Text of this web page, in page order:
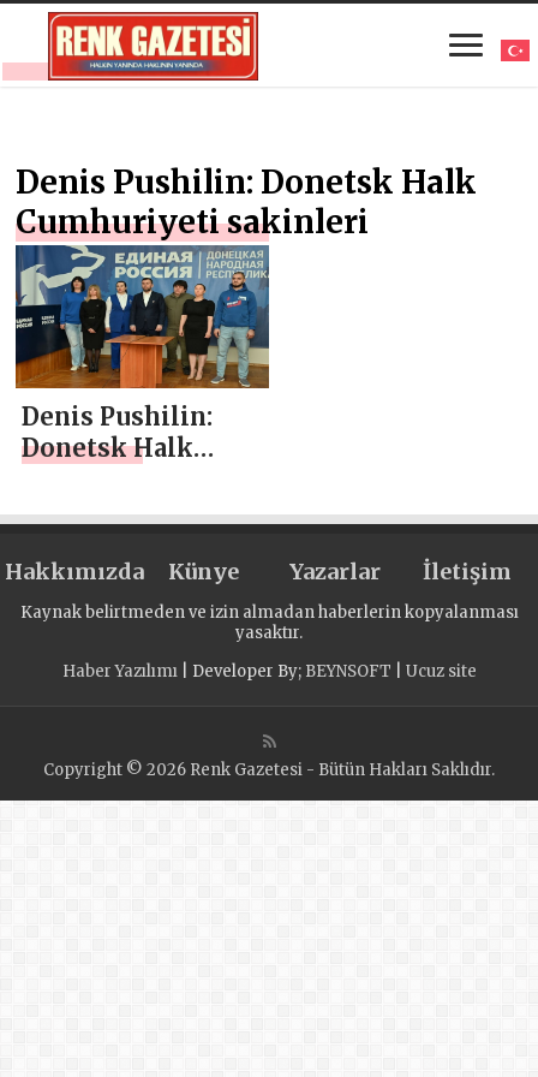
Denis Pushilin: Donetsk Halk
Cumhuriyeti sakinleri
Denis Pushilin:
Donetsk Halk
sakinleri, Birleşik
seçimlerinde
yüksek bir katılım
Hakkımızda Künye Yazarlar İletişim
Kaynak belirtmeden ve izin almadan haberlerin kopyalanması
yasaktır.
Haber Yazılımı| Developer By; BEYNSOFT Ucuz site
Copyright © 2026 Renk Gazetesi - Bütün Hakları Saklıdır.